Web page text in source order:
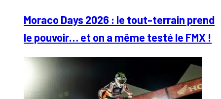
Moraco Days 2026 : le tout-terrain prend
le pouvoir… et on a même testé le FMX !